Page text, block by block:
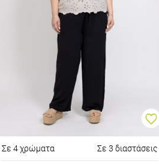
Σε 4 χρώματα Σε 3 διαστάσεις